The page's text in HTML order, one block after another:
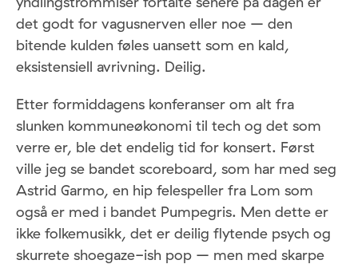
det godt for vagusnerven eller noe – den
bitende kulden føles uansett som en kald,
eksistensiell avrivning. Deilig.
Etter formiddagens konferanser om alt fra
slunken kommuneøkonomi til tech og det som
verre er, ble det endelig tid for konsert. Først
ville jeg se bandet scoreboard, som har med seg
Astrid Garmo, en hip felespeller fra Lom som
også er med i bandet Pumpegris. Men dette er
ikke folkemusikk, det er deilig flytende psych og
skurrete shoegaze-ish pop – men med skarpe